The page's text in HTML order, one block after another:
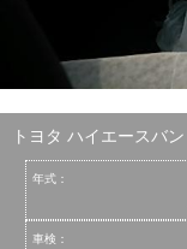
トヨタ ハイエースバン
年式：
車検：